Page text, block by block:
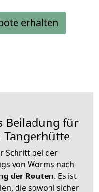
erhalten
Beiladung für
Tangerhütte
Schritt bei der
von Worms nach
der Routen. Es ist
die sowohl sicher